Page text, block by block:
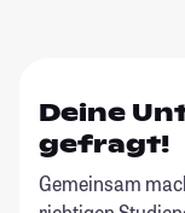
Deine
gefragt!
Gemeinsam